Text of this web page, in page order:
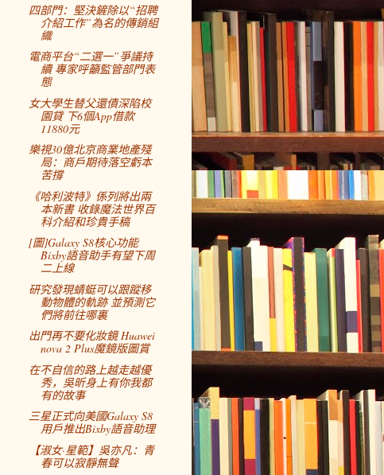
四部門：堅決鏟除以“招聘
介紹工作”為名的傳銷組
織
電商平台“二選一”爭議持
續 專家呼籲監管部門表
態
女大學生替父還債深陷校
園貸 下6個App借款
11880元
樂視30億北京商業地產殘
局：商戶期待落空虧本
苦撐
《哈利波特》係列將出兩
本新書 收錄魔法世界百
科介紹和珍貴手稿
[圖]Galaxy S8核心功能
Bixby語音助手有望下周
二上線
研究發現蜻蜓可以跟蹤移
動物體的軌跡 並預測它
們將前往哪裏
出門再不要化妝鏡 Huawei
nova 2 Plus魔鏡版圖賞
在不自信的路上越走越優
秀，吳昕身上有你我都
有的故事
三星正式向美國Galaxy S8
用戶推出Bixby語音助理
【淑女·星範】吳亦凡：青
春可以寂靜無聲